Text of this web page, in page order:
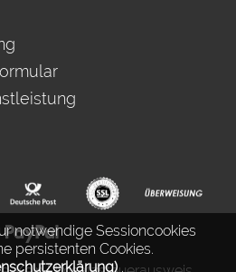
notwendige Sessioncookies
persistenten Cookies.
.